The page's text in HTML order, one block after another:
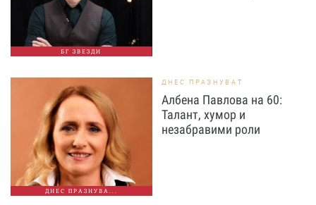
БГ ЗВЕЗДИ
ДНЕС ПРАЗНУВА...
ДНЕС ПРАЗНУВАТ
Албена Павлова на 60:
Талант, хумор и
незабравими роли